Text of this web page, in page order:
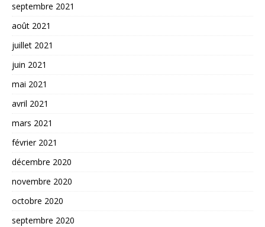
septembre 2021
août 2021
juillet 2021
juin 2021
mai 2021
avril 2021
mars 2021
février 2021
décembre 2020
novembre 2020
octobre 2020
septembre 2020